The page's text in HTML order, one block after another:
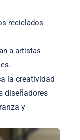
reciclados
a artistas
la creatividad
diseñadores
y